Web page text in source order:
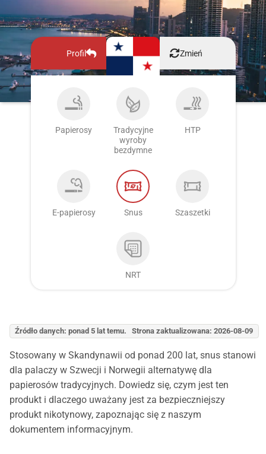
Profil Zmień
Papierosy
Tradycyjne
wyroby
bezdymne
HTP
E-papierosy Snus Szaszetki
NRT
Źródło danych: ponad 5 lat temu. Strona zaktualizowana: 2026-08-09
Stosowany w Skandynawii od ponad 200 lat, snus stanowi
dla palaczy w Szwecji i Norwegii alternatywę dla
papierosów tradycyjnych. Dowiedz się, czym jest ten
produkt i dlaczego uważany jest za bezpieczniejszy
produkt nikotynowy, zapoznając się z naszym
dokumentem informacyjnym.